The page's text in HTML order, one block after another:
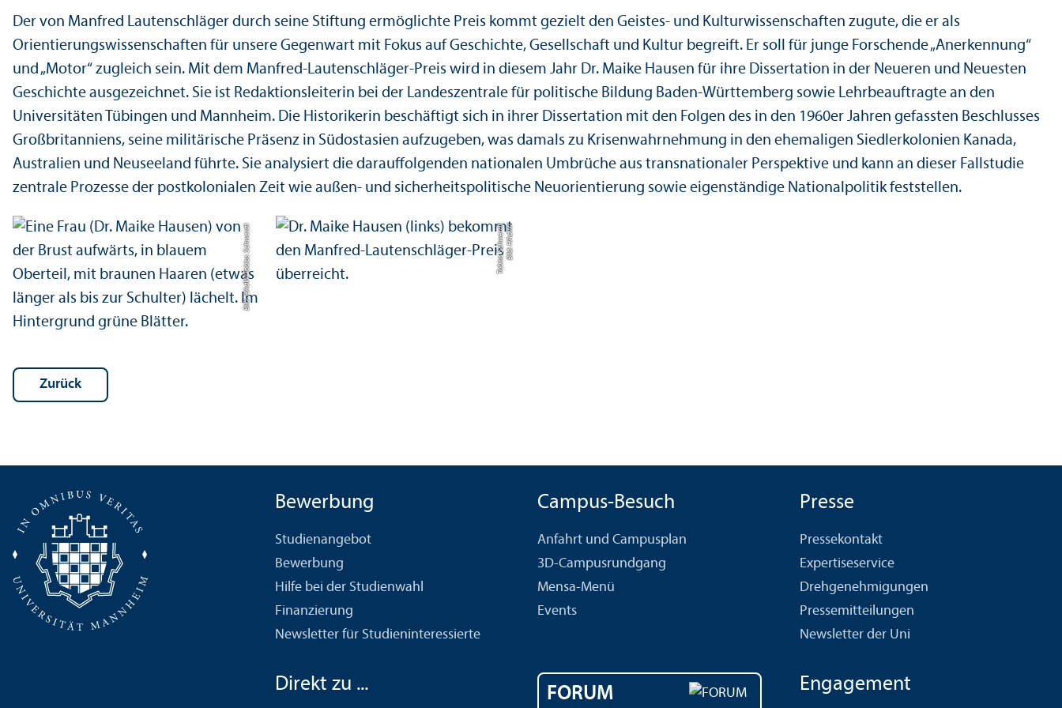
Der von Manfred Lautenschläger durch seine Stiftung ermöglichte Preis kommt gezielt den Geistes- und Kultur­wissenschaften zugute, die er als
Orientierungs­wissenschaften für unsere Gegenwart mit Fokus auf Geschichte, Gesellschaft und Kultur begreift. Er soll für junge Forschende „Anerkennung“
und „Motor“ zugleich sein. Mit dem Manfred-Lautenschläger-Preis wird in diesem Jahr Dr. Maike Hausen für ihre Dissertation in der Neueren und Neuesten
Geschichte ausgezeichnet. Sie ist Redaktions­leiterin bei der Landes­zentrale für politische Bildung Baden-Württemberg sowie Lehr­beauftragte an den
Universitäten Tübingen und Mannheim. Die Historikerin beschäftigt sich in ihrer Dissertation mit den Folgen des in den 1960er Jahren gefassten Beschlusses
Großbritanniens, seine militärische Präsenz in Südostasien aufzugeben, was damals zu Krisenwahrnehmung in den ehemaligen Siedlerkolonien Kanada,
Australien und Neuseeland führte. Sie analysiert die darauffolgenden nationalen Umbrüche aus trans­nationaler Perspektive und kann an dieser Fallstudie
zentrale Prozesse der postkolonialen Zeit wie außen- und sicherheits­politische Neu­orientierung sowie eigenständige Nationalpolitik feststellen.
Bild: HAdW/
Tobias Schwerdt Bild: HAdW/
Tobias Schwerdt
Zurück
Bewerbung
Studien­angebot
Bewerbung
Hilfe bei der Studien­wahl
Finanzierung
Newsletter für Studien­interessierte
Campus-Besuch
Anfahrt und Campusplan
3D-Campusrundgang
Mensa-Menü
Events
Presse
Pressekontakt
Expertiseservice
Drehgenehmigungen
Pressemitteilungen
Newsletter der Uni
Direkt zu ... FORUM Engagement